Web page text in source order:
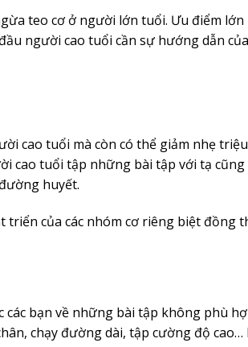
teo cơ ở người lớn tuổi. Ưu điểm lớn
người cao tuổi cần sự hướng dẫn
cao tuổi mà còn có thể giảm nhẹ
cao tuổi tập những bài tập với tạ cũng
huyết.
của các nhóm cơ riêng biệt đồng
bạn về những bài tập không phù
chạy đường dài, tập cường độ